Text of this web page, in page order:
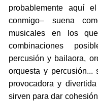
probablemente aquí
conmigo– suena
musicales en los
combinaciones
percusión y bailaora,
orquesta y
provocadora y
sirven para dar